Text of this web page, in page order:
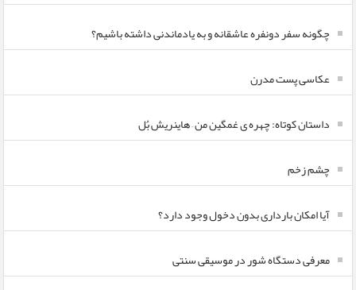
چگونه سفر دونفره عاشقانه و به یادماندنی داشته باشیم؟
عکاسی پست مدرن
داستان کوتاه: چهره ی غمگین من – هاینریش بُل
چشم زخم
آیا امکان بارداری بدون دخول وجود دارد؟
معرفی دستگاه شور در موسیقی سنتی